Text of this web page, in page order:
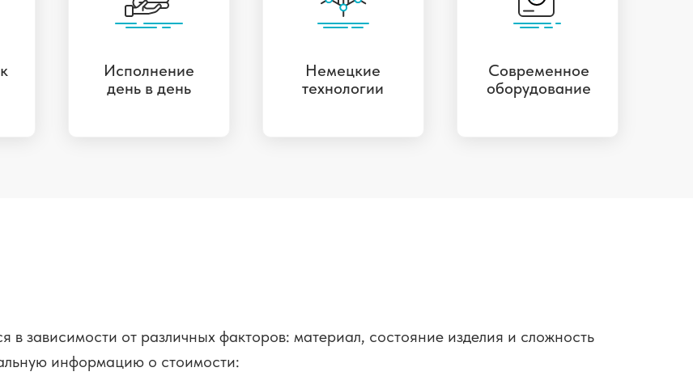
Исполнение
день в день
Немецкие
технологии
Современное
оборудование
зависимости от различных факторов: материал, состояние изделия и сложность
информацию о стоимости: